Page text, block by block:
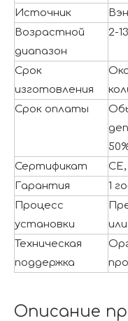
Источник
Возрастной
диапазон
2-
Срок
изготовления
Срок оплаты
Сертификат
Гарантия
1
Процесс
установки
Техническая
поддержка
Описание